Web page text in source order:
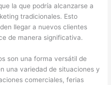
la que podría alcanzarse a
tradicionales. Esto
llegar a nuevos clientes
de manera significativa.
son una forma versátil de
una variedad de situaciones y
comerciales, ferias